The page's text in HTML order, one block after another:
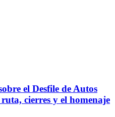
el Desfile de Autos
cierres y el homenaje